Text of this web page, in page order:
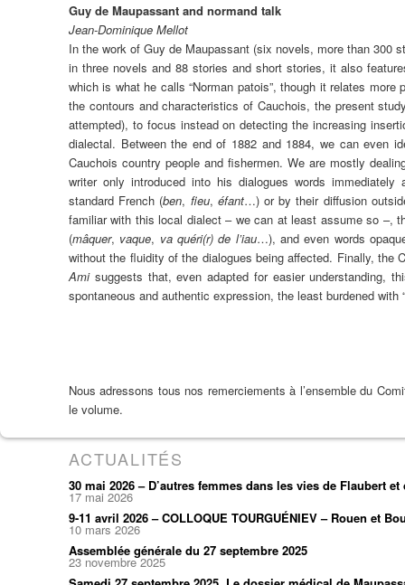
Guy de Maupassant and normand talk
Jean-Dominique Mellot
In the work of Guy de Maupassant (six novels, more than 300
in three novels and 88 stories and short stories, it also
which is what he calls “Norman patois”, though it relates
the contours and characteristics of Cauchois, the present
attempted), to focus instead on detecting the increasing
dialectal. Between the end of 1882 and 1884, we can even
Cauchois country people and fishermen. We are mostly
writer only introduced into his dialogues words immediately
standard French (ben, fieu, éfant…) or by their diffusion
familiar with this local dialect – we can at least assume so –,
(mâquer, vaque, va quéri(r) de l’iau…), and even words
without the fluidity of the dialogues being affected. Finally,
Amisuggests that, even adapted for easier understanding,
spontaneous and authentic expression, the least burdened with
Nous adressons tous nos remerciements à l’ensemble du
le volume.
ACTUALITÉS
30 mai 2026 – D’autres femmes dans les vies de Flaubert et
17 mai 2026
9-11 avril 2026 – COLLOQUE TOURGUÉNIEV – Rouen et
10 mars 2026
Assemblée générale du 27 septembre 2025
23 novembre 2025